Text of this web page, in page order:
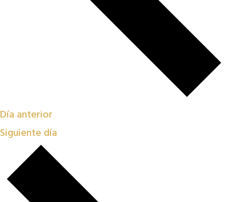
Día anterior
Siguiente día